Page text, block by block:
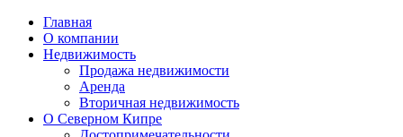
Главная
О компании
Недвижимость
Продажа недвижимости
Аренда
Вторичная недвижимость
О Северном Кипре